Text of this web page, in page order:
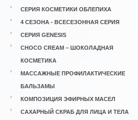
СЕРИЯ КОСМЕТИКИ ОБЛЕПИХА
4 СЕЗОНА - ВСЕСЕЗОННАЯ СЕРИЯ
СЕРИЯ GENESIS
CHOCO CREAM – ШОКОЛАДНАЯ
КОСМЕТИКА
МАССАЖНЫЕ ПРОФИЛАКТИЧЕСКИЕ
БАЛЬЗАМЫ
КОМПОЗИЦИЯ ЭФИРНЫХ МАСЕЛ
САХАРНЫЙ СКРАБ ДЛЯ ЛИЦА И ТЕЛА